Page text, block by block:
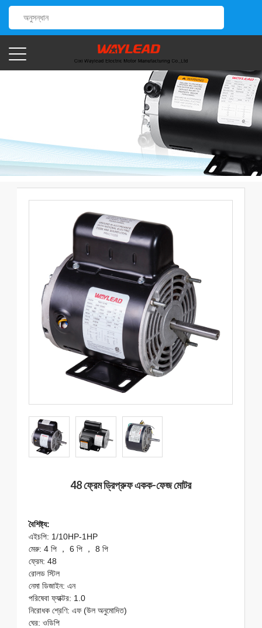
48 ফ্রেম ড্রিপ্রুফ একক-ফেজ মোটর
বৈশিষ্ট্য:
এইচপি: 1/10HP-1HP
মেরু: 4 পি ， 6 পি ， 8 পি
ফ্রেম: 48
রোলড স্টিল
নেমা ডিজাইন: এন
পরিষেবা ফ্যাক্টর: 1.0
নিরোধক শ্রেণি: এফ (উল অনুমোদিত)
ঘের: ওডিপি